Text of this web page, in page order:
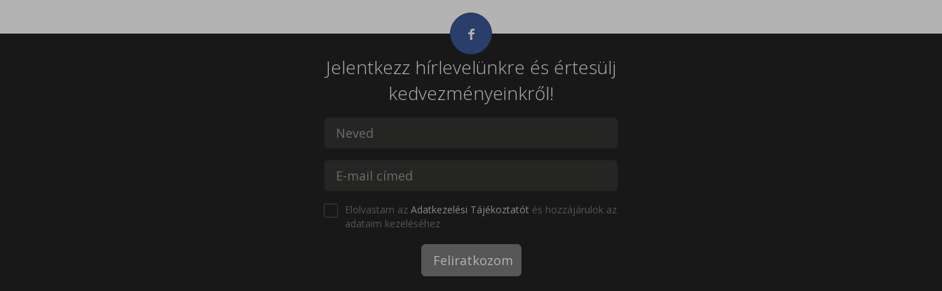
Jelentkezz hírlevelünkre és értesülj
kedvezményeinkről!
Elolvastam az Adatkezelési Tájékoztatót és hozzájárulok az
adataim kezeléséhez
Feliratkozom